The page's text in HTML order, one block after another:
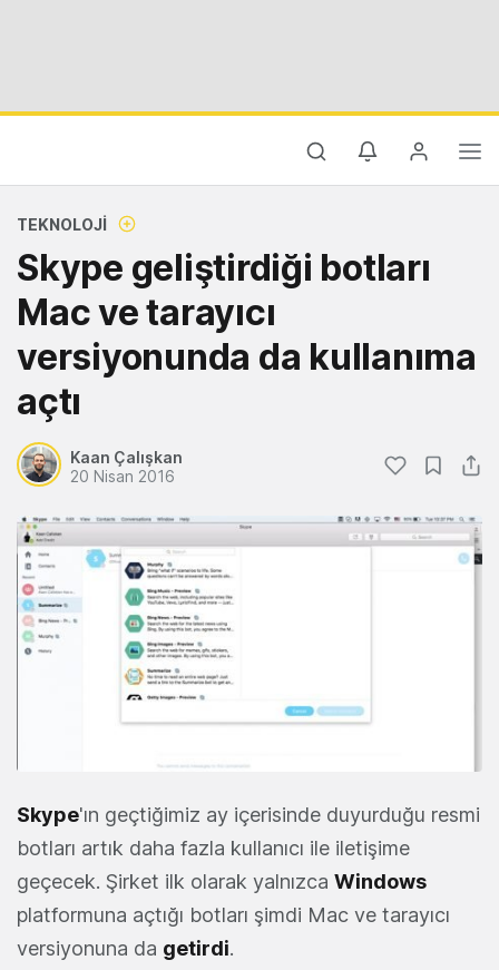
TEKNOLOJI
Skype geliştirdiği botları
Mac ve tarayıcı
versiyonunda da kullanıma
açtı
Kaan Çalışkan
20 Nisan 2016
Skype'ın geçtiğimiz ay içerisinde duyurduğu resmi
botları artık daha fazla kullanıcı ile iletişime
geçecek. Şirket ilk olarak yalnızca Windows
platformuna açtığı botları şimdi Mac ve tarayıcı
versiyonuna da getirdi.